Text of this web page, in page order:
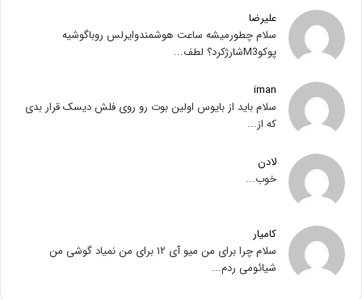
علیرضا
سلام چطورمیشه ساعت هوشمندوایرلس روباگوشیه
پوکوM3شارژکرد؟ لطف...
iman
سلام باید از بایوس اولین بوت رو روی فلش دیسک قرار بدی
که از...
لادن
خوب...
کامیار
سلام چرا برای من میو آی ۱۲ برای من نمیاد گوشی من
شیائومی ردم...